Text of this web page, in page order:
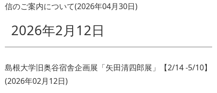
信のご案内について(2026年04月30日)
2026年2月12日
島根大学旧奥谷宿舎企画展「矢田清四郎展」【2/14 -5/10】
(2026年02月12日)